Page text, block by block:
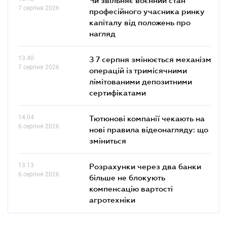
7 серпня 2026
професійного учасника ринку
капіталу від положень про
нагляд
13.40
7 серпня 2026
З 7 серпня змінюється механізм
операцій із тримісячними
лімітованими депозитними
сертифікатами
14.04
6 серпня 2026
Тютюнові компанії чекають на
нові правила відеонагляду: що
зміниться
13.13
6 серпня 2026
Розрахунки через два банки
більше не блокують
компенсацію вартості
агротехніки